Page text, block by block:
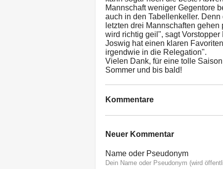
Mannschaft weniger Gegentore
auch in den Tabellenkeller.
letzten drei Mannschaften
wird richtig geil", sagt
Joswig hat einen klaren
irgendwie in die Relegation".
Vielen Dank, für eine tolle
Sommer und bis bald!
Kommentare
Neuer Kommentar
Name oder Pseudonym
Dein Name oder Pseudonym (wird